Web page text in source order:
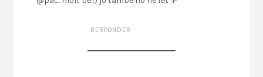
RESPONDER